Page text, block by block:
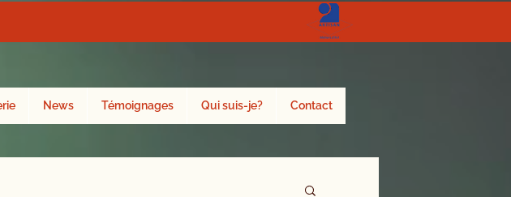
News Témoignages Qui suis-je? Contact